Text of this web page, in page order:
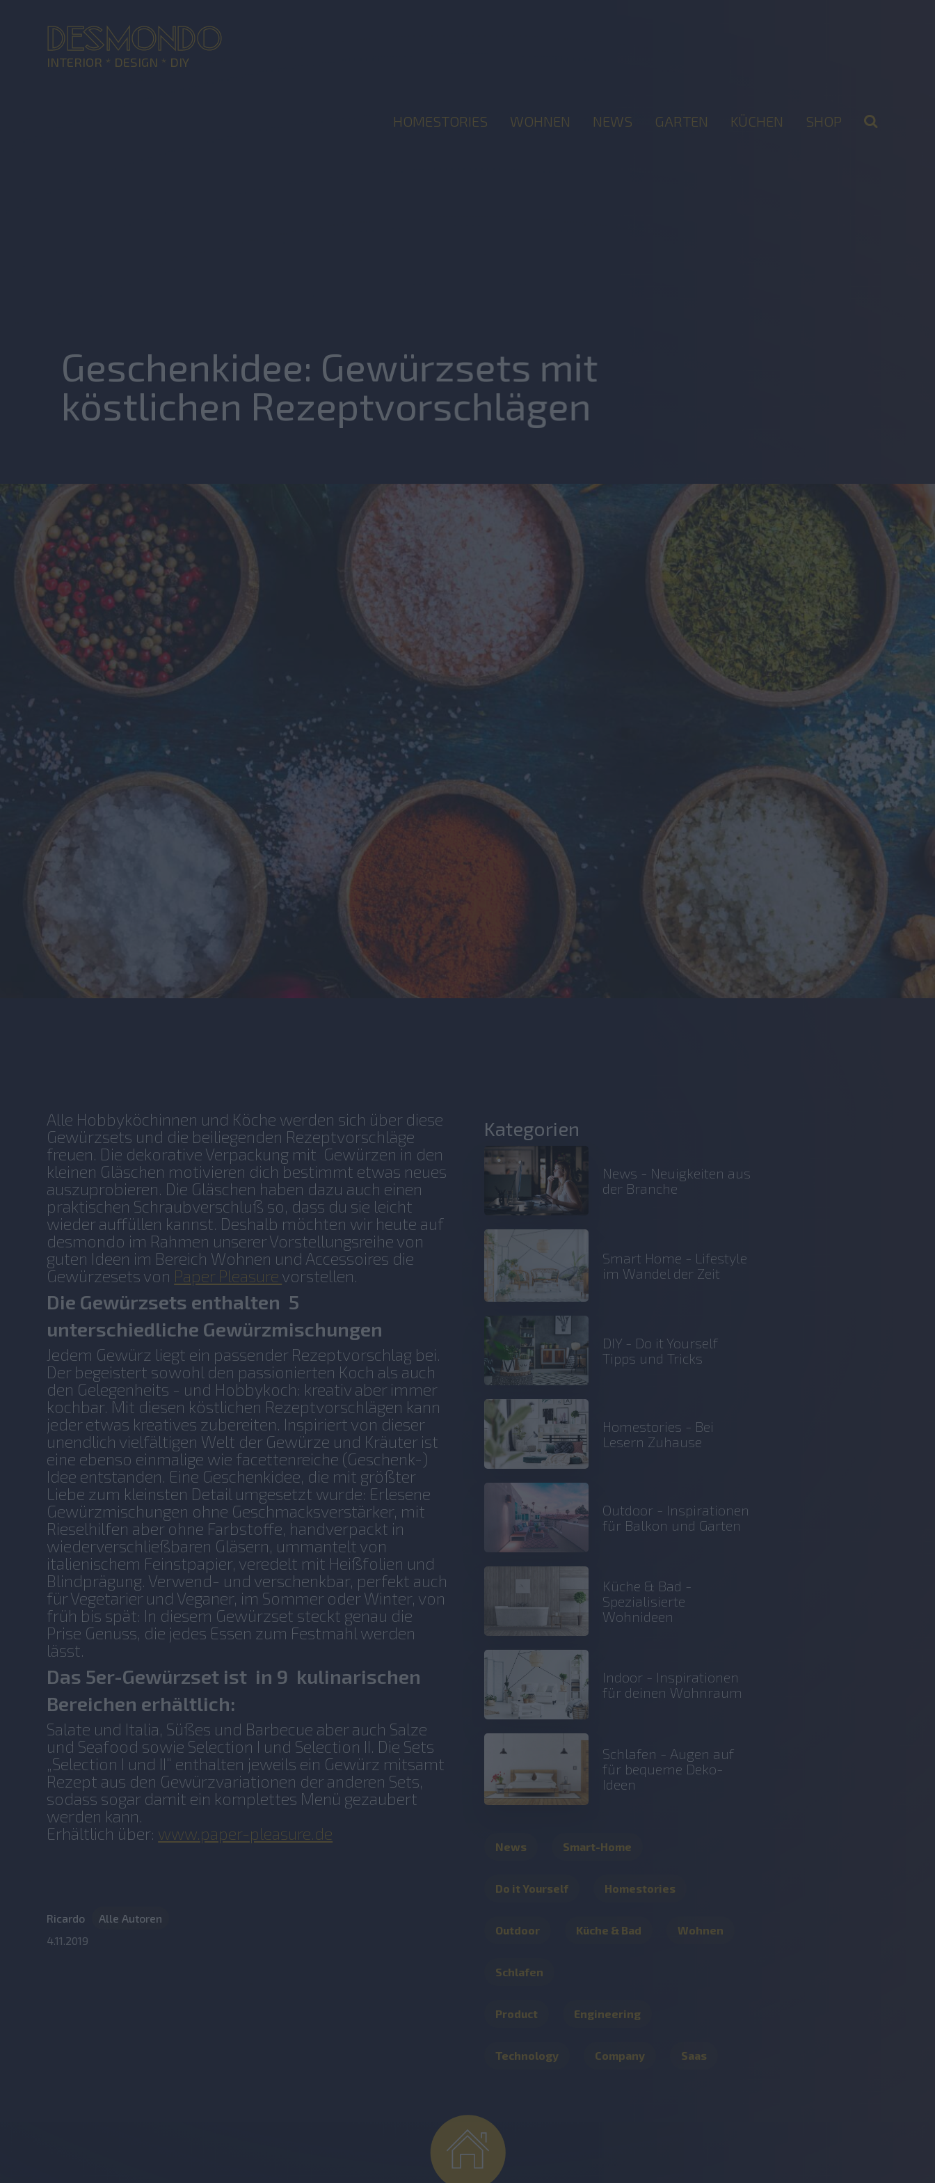
DESMONDO
INTERIOR * DESIGN * DIY
HOMESTORIES WOHNEN NEWS GARTEN KÜCHEN SHOP 2
Geschenkidee: Gewürzsets mit
köstlichen Rezeptvorschlägen
Alle Hobbyköchinnen und Köche werden sich über diese
Gewürzsets und die beiliegenden Rezeptvorschläge
freuen. Die dekorative Verpackung mit Gewürzen in den
kleinen Gläschen motivieren dich bestimmt etwas neues
auszuprobieren. Die Gläschen haben dazu auch einen
praktischen Schraubverschluß so, dass du sie leicht
wieder auffüllen kannst. Deshalb möchten wir heute auf
desmondo im Rahmen unserer Vorstellungsreihe von
guten Ideen im Bereich Wohnen und Accessoires die
Gewürzesets von Paper Pleasure vorstellen.
Die Gewürzsets enthalten 5
unterschiedliche Gewürzmischungen
Jedem Gewürz liegt ein passender Rezeptvorschlag bei.
Der begeistert sowohl den passionierten Koch als auch
den Gelegenheits - und Hobbykoch: kreativ aber immer
kochbar. Mit diesen köstlichen Rezeptvorschlägen kann
jeder etwas kreatives zubereiten. Inspiriert von dieser
unendlich vielfältigen Welt der Gewürze und Kräuter ist
eine ebenso einmalige wie facettenreiche (Geschenk-)
Idee entstanden. Eine Geschenkidee, die mit größter
Liebe zum kleinsten Detail umgesetzt wurde: Erlesene
Gewürzmischungen ohne Geschmacksverstärker, mit
Rieselhilfen aber ohne Farbstoffe, handverpackt in
wiederverschließbaren Gläsern, ummantelt von
italienischem Feinstpapier, veredelt mit Heißfolien und
Blindprägung. Verwend- und verschenkbar, perfekt auch
für Vegetarier und Veganer, im Sommer oder Winter, von
früh bis spät: In diesem Gewürzset steckt genau die
Prise Genuss, die jedes Essen zum Festmahl werden
lässt.
Das 5er-Gewürzset ist in 9 kulinarischen
Bereichen erhältlich:
Salate und Italia, Süßes und Barbecue aber auch Salze
und Seafood sowie Selection I und Selection II. Die Sets
„Selection I und II“ enthalten jeweils ein Gewürz mitsamt
Rezept aus den Gewürzvariationen der anderen Sets,
sodass sogar damit ein komplettes Menü gezaubert
werden kann.
Erhältlich über: www.paper-pleasure.de
Ricardo
Alle Autoren
4.11.2019
Kategorien
News - Neuigkeiten aus
der Branche
Smart Home - Lifestyle
im Wandel der Zeit
DIY - Do it Yourself
Tipps und Tricks
Homestories - Bei
Lesern Zuhause
Outdoor - Inspirationen
für Balkon und Garten
Küche & Bad -
Spezialisierte
Wohnideen
Indoor - Inspirationen
für deinen Wohnraum
Schlafen - Augen auf
für bequeme Deko-
Ideen
News Smart-Home
Do it Yourself Homestories
Outdoor Küche & Bad Wohnen
Schlafen
Product Engineering
Technology Company Saas